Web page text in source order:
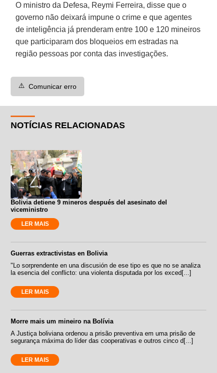
O ministro da Defesa, Reymi Ferreira, disse que o
governo não deixará impune o crime e que agentes
de inteligência já prenderam entre 100 e 120 mineiros
que participaram dos bloqueios em estradas na
região pessoas por conta das investigações.
⚠️ Comunicar erro
NOTÍCIAS RELACIONADAS
Bolivia detiene 9 mineros después del asesinato del
viceministro
LER MAIS
Guerras extractivistas en Bolivia
"Lo sorprendente en una discusión de ese tipo es que no se analiza
la esencia del conflicto: una violenta disputada por los exced[...]
LER MAIS
Morre mais um mineiro na Bolívia
A Justiça boliviana ordenou a prisão preventiva em uma prisão de
segurança máxima do líder das cooperativas e outros cinco d[...]
LER MAIS